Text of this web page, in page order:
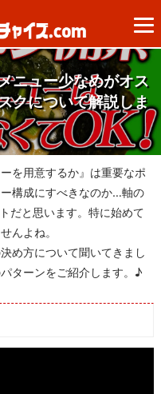
ニュー少なめがオス
クについて解説しま
を用意するか』は重要なポ
構成にすべきなのか…軸の
だと思います。特に始めて
んよね。
め方について聞いてきまし
ターンをご紹介します。♪